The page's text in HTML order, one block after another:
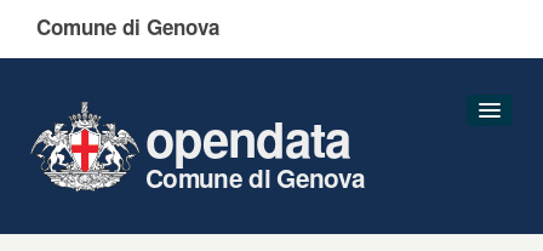
Comune di Genova
opendata
Comune di Genova